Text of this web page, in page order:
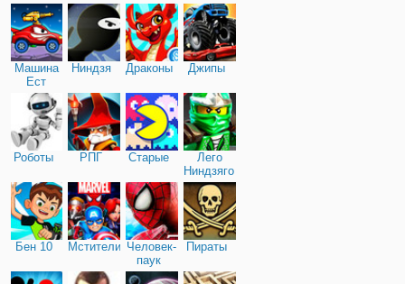
Машина
Ест
Машину
Ниндзя Драконы Джипы
Роботы РПГ Старые
Лего
Ниндзяго
Бен 10 Мстители Человек-
паук
Пираты